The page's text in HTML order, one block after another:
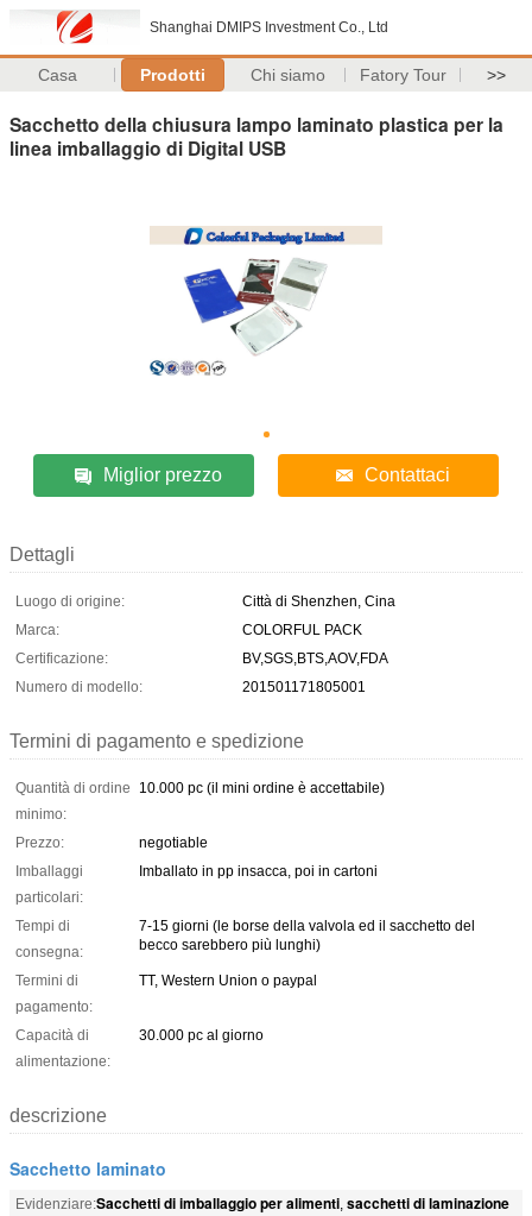
Shanghai DMIPS Investment Co., Ltd
Casa Prodotti Chi siamo Fatory Tour >>
Sacchetto della chiusura lampo laminato plastica per la
linea imballaggio di Digital USB
Miglior prezzo Contattaci
Dettagli
Luogo di origine:
Città di Shenzhen, Cina
Marca:
COLORFUL PACK
Certificazione:
BV,SGS,BTS,AOV,FDA
Numero di modello:
201501171805001
Termini di pagamento e spedizione
Quantità di ordine
minimo:
10.000 pc (il mini ordine è accettabile)
Prezzo:
negotiable
Imballaggi
particolari:
Imballato in pp insacca, poi in cartoni
Tempi di
consegna:
7-15 giorni (le borse della valvola ed il sacchetto del
becco sarebbero più lunghi)
Termini di
pagamento:
TT, Western Union o paypal
Capacità di
alimentazione:
30.000 pc al giorno
descrizione
Sacchetto laminato
Evidenziare:Sacchetti di imballaggio per alimenti, sacchetti di laminazione